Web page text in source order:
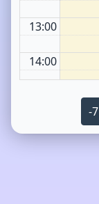
13:00
14:00
16:00
-7